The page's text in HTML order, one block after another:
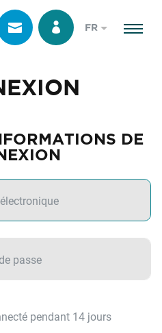
FR
DE
pendant 14 jours